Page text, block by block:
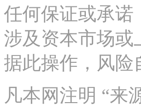
任何保证或承诺
涉及资本市场或
据此操作，风险
凡本网注明 “来